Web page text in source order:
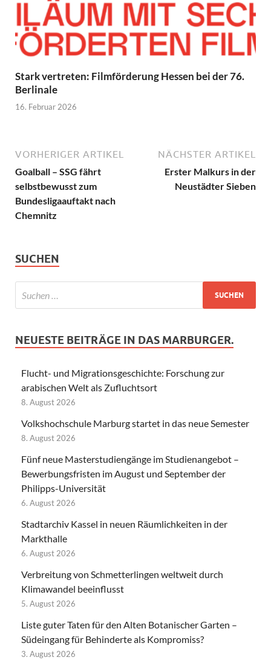
Stark vertreten: Filmförderung Hessen bei der 76.
Berlinale
16. Februar 2026
VORHERIGER ARTIKEL
Goalball – SSG fährt
selbstbewusst zum
Bundesligaauftakt nach
Chemnitz
NÄCHSTER ARTIKEL
Erster Malkurs in der
Neustädter Sieben
SUCHEN
NEUESTE BEITRÄGE IN DAS MARBURGER.
Flucht- und Migrationsgeschichte: Forschung zur
arabischen Welt als Zufluchtsort
8. August 2026
Volkshochschule Marburg startet in das neue Semester
8. August 2026
Fünf neue Masterstudiengänge im Studienangebot –
Bewerbungsfristen im August und September der
Philipps-Universität
6. August 2026
Stadtarchiv Kassel in neuen Räumlichkeiten in der
Markthalle
6. August 2026
Verbreitung von Schmetterlingen weltweit durch
Klimawandel beeinflusst
5. August 2026
Liste guter Taten für den Alten Botanischer Garten –
Südeingang für Behinderte als Kompromiss?
3. August 2026